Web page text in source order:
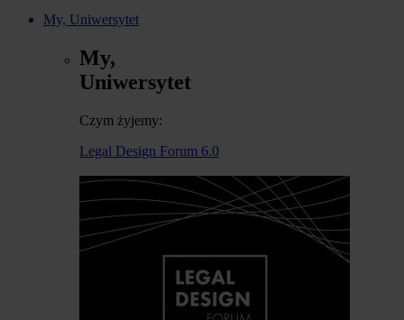
My, Uniwersytet
My,
Uniwersytet
Czym żyjemy:
Legal Design Forum 6.0